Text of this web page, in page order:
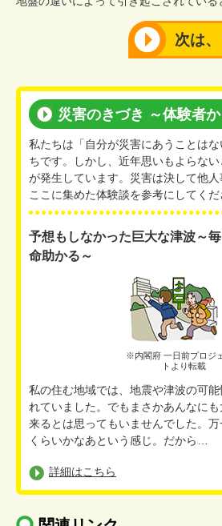
次は
災害のきづき ～体験者
私たちは「自分が災害にあうことは
ちです。しかし、近年思いもよらな
が発生しています。災害は決して他人
ここに集めた体験談を参考にしてくだ
予想もしなかった巨大な津波～
命助かる～
※内閣府 一日前プロジ
トより転載
私の住む地域では、地震や津波の可
れていました。でもまさかあんなに
来るとは思ってもいませんでした。
くらいかなあという感じ。だから…
詳細はこちら